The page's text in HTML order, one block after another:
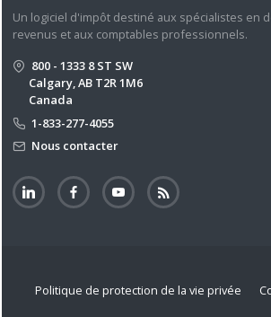
Un logiciel d'impôt destiné aux spécialistes en
revenus et aux comptables professionnels.
800 - 1333 8 ST SW
Calgary, AB T2R 1M6
Canada
1-833-277-4055
Nous contacter
Politique de protection de la vie privée